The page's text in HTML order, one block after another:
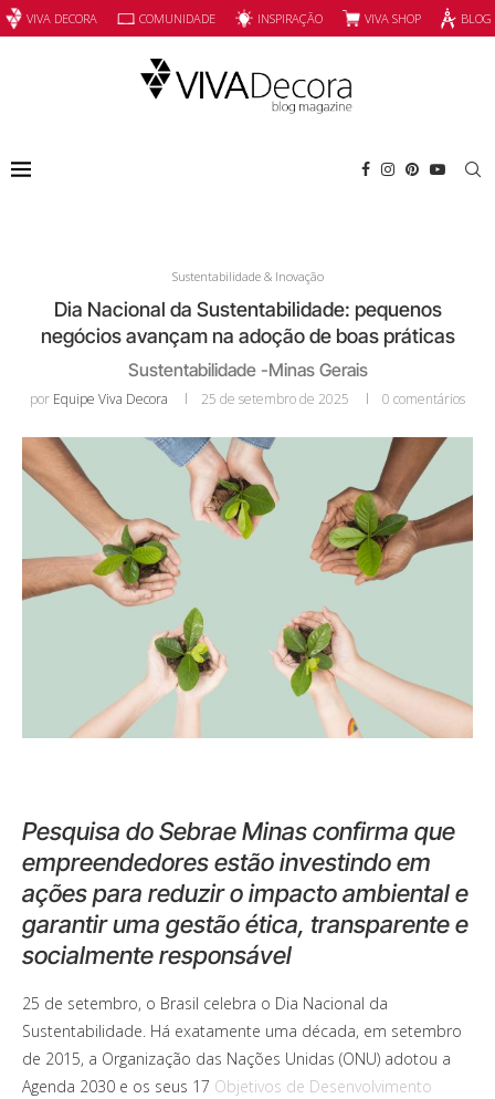
VIVA DECORA COMUNIDADE INSPIRAÇÃO VIVA SHOP
Sustentabilidade & Inovação
Dia Nacional da Sustentabilidade: pequenos
negócios avançam na adoção de boas práticas
Sustentabilidade -Minas Gerais
por Equipe Viva Decora 25 de setembro de 2025 0 comentários
Pesquisa do Sebrae Minas confirma que
empreendedores estão investindo em
ações para reduzir o impacto ambiental e
garantir uma gestão ética, transparente e
socialmente responsável
25 de setembro, o Brasil celebra o Dia Nacional da
Sustentabilidade. Há exatamente uma década, em setembro
de 2015, a Organização das Nações Unidas (ONU) adotou a
Agenda 2030 e os seus 17 Objetivos de Desenvolvimento